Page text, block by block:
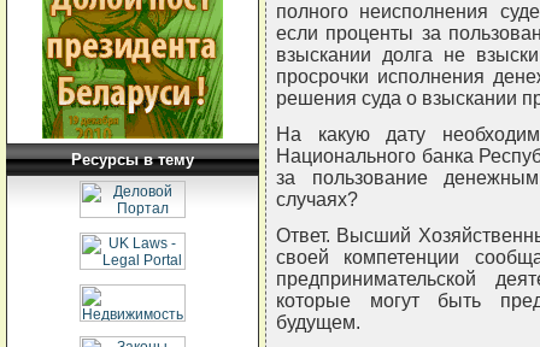
Ресурсы в тему
полного неисполнения
если проценты за
взыскании долга не
просрочки исполнения
решения суда о взыскании
На какую дату
Национального банка
за пользование
случаях?
Ответ. Высший
своей компетенции
предпринимательской
которые могут быть
будущем.